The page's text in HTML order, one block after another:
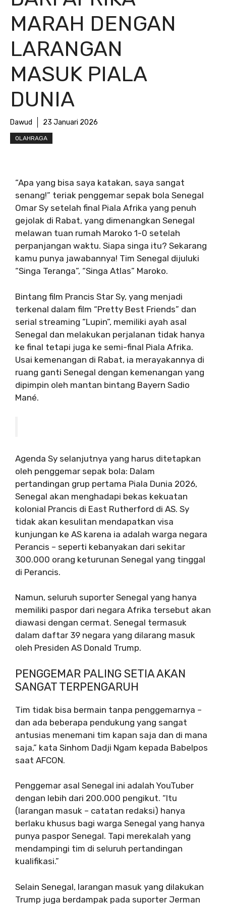
MARAH DENGAN
LARANGAN
MASUK PIALA
DUNIA
Dawud 23 Januari 2026
OLAHRAGA
“Apa yang bisa saya katakan, saya sangat
senang!” teriak penggemar sepak bola Senegal
Omar Sy setelah final Piala Afrika yang penuh
gejolak di Rabat, yang dimenangkan Senegal
melawan tuan rumah Maroko 1-0 setelah
perpanjangan waktu. Siapa singa itu? Sekarang
kamu punya jawabannya! Tim Senegal dijuluki
“Singa Teranga”, “Singa Atlas” Maroko.
Bintang film Prancis Star Sy, yang menjadi
terkenal dalam film “Pretty Best Friends” dan
serial streaming “Lupin”, memiliki ayah asal
Senegal dan melakukan perjalanan tidak hanya
ke final tetapi juga ke semi-final Piala Afrika.
Usai kemenangan di Rabat, ia merayakannya di
ruang ganti Senegal dengan kemenangan yang
dipimpin oleh mantan bintang Bayern Sadio
Mané.
Agenda Sy selanjutnya yang harus ditetapkan
oleh penggemar sepak bola: Dalam
pertandingan grup pertama Piala Dunia 2026,
Senegal akan menghadapi bekas kekuatan
kolonial Prancis di East Rutherford di AS. Sy
tidak akan kesulitan mendapatkan visa
kunjungan ke AS karena ia adalah warga negara
Perancis – seperti kebanyakan dari sekitar
300.000 orang keturunan Senegal yang tinggal
di Perancis.
Namun, seluruh suporter Senegal yang hanya
memiliki paspor dari negara Afrika tersebut akan
diawasi dengan cermat. Senegal termasuk
dalam daftar 39 negara yang dilarang masuk
oleh Presiden AS Donald Trump.
PENGGEMAR PALING SETIA AKAN
SANGAT TERPENGARUH
Tim tidak bisa bermain tanpa penggemarnya –
dan ada beberapa pendukung yang sangat
antusias menemani tim kapan saja dan di mana
saja,” kata Sinhom Dadji Ngam kepada Babelpos
saat AFCON.
Penggemar asal Senegal ini adalah YouTuber
dengan lebih dari 200.000 pengikut. “Itu
(larangan masuk – catatan redaksi) hanya
berlaku khusus bagi warga Senegal yang hanya
punya paspor Senegal. Tapi merekalah yang
mendampingi tim di seluruh pertandingan
kualifikasi.”
Selain Senegal, larangan masuk yang dilakukan
Trump juga berdampak pada suporter Jerman